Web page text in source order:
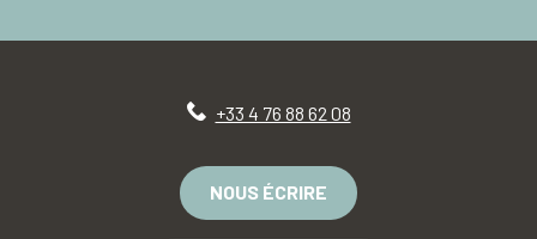
+33 4 76 88 62 08
NOUS ÉCRIRE